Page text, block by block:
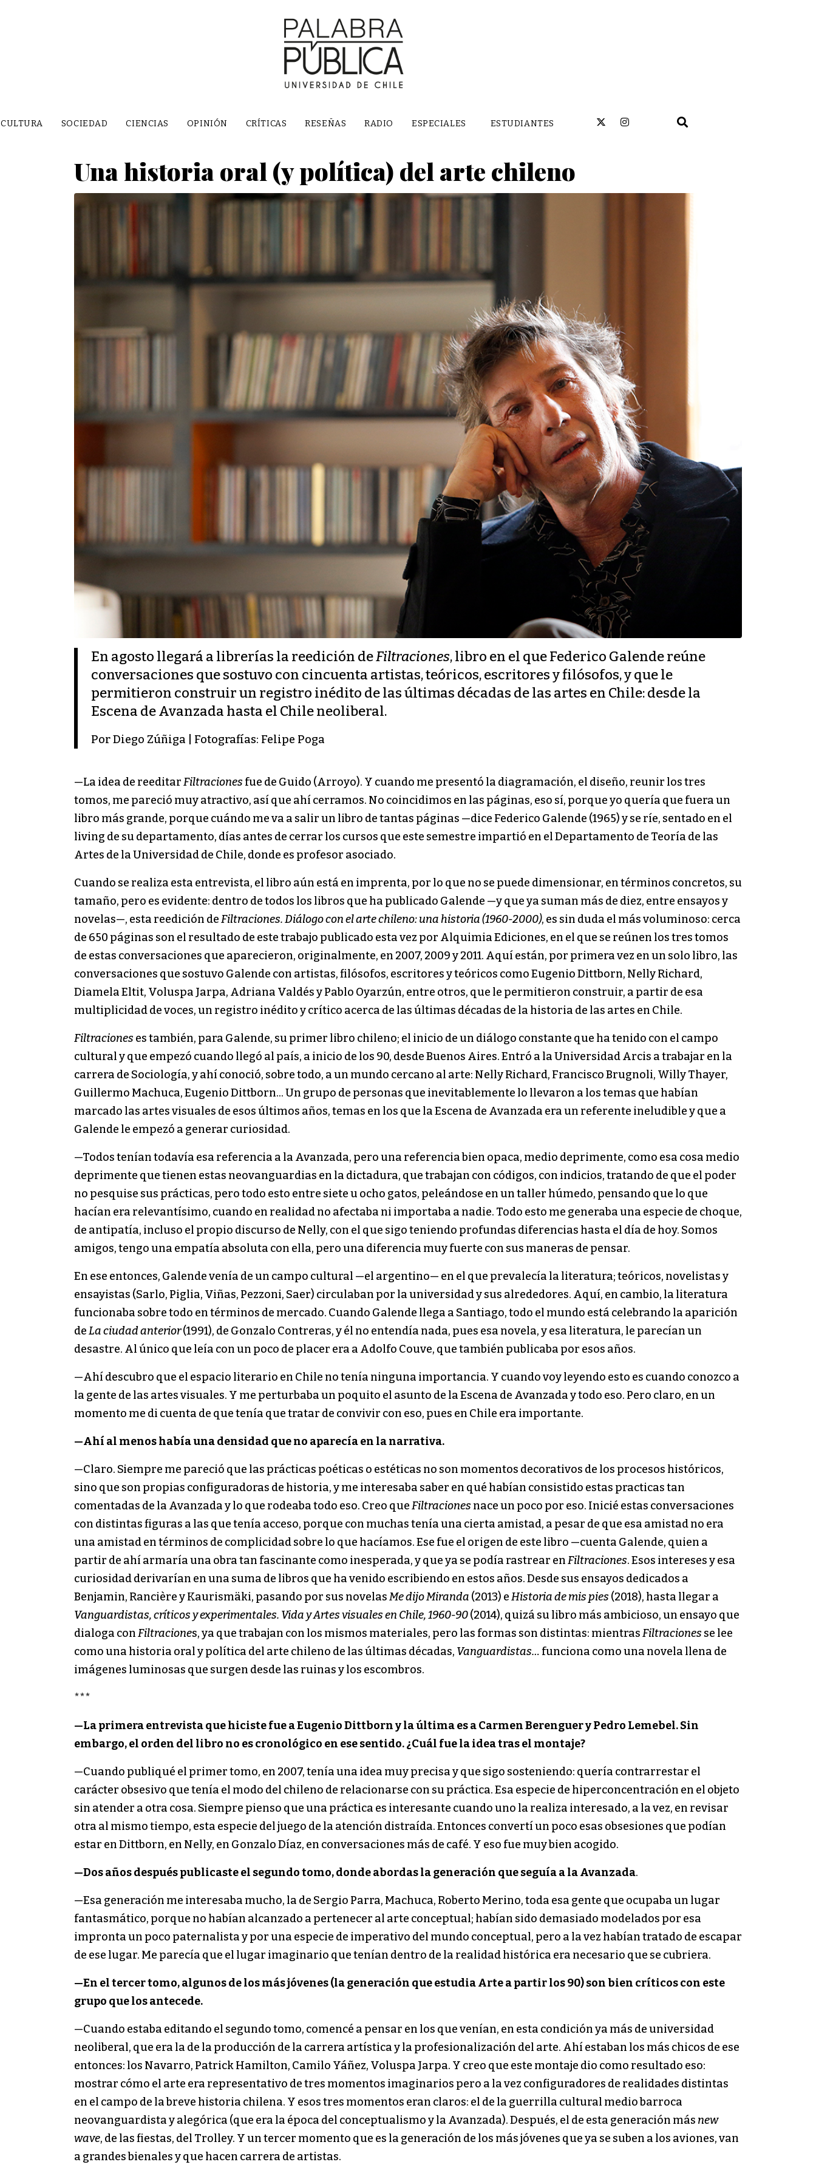
CULTURA SOCIEDAD CIENCIAS OPINIÓN CRÍTICAS RESEÑAS RADIO ESPECIALES ESTUDIANTES
Una historia oral (y política) del arte chileno
En agosto llegará a librerías la reedición deFiltraciones, libro en el que Federico Galende reúne
conversaciones que sostuvo con cincuenta artistas, teóricos, escritores y filósofos, y que le
permitieron construir un registro inédito de las últimas décadas de las artes en Chile: desde la
Escena de Avanzada hasta el Chile neoliberal.
Por Diego Zúñiga | Fotografías: Felipe Poga
—La idea de reeditarFiltraciones fue de Guido (Arroyo). Y cuando me presentó la diagramación, el diseño, reunir los tres
tomos, me pareció muy atractivo, así que ahí cerramos. No coincidimos en las páginas, eso sí, porque yo quería que fuera un
libro más grande, porque cuándo me va a salir un libro de tantas páginas —dice Federico Galende (1965) y se ríe, sentado en el
living de su departamento, días antes de cerrar los cursos que este semestre impartió en el Departamento de Teoría de las
Artes de la Universidad de Chile, donde es profesor asociado.
Cuando se realiza esta entrevista, el libro aún está en imprenta, por lo que no se puede dimensionar, en términos concretos, su
tamaño, pero es evidente: dentro de todos los libros que ha publicado Galende —y que ya suman más de diez, entre ensayos y
novelas—, esta reedición deFiltraciones. Diálogo con el arte chileno: una historia (1960-2000), es sin duda el más voluminoso: cerca
de 650 páginas son el resultado de este trabajo publicado esta vez por Alquimia Ediciones, en el que se reúnen los tres tomos
de estas conversaciones que aparecieron, originalmente, en 2007, 2009 y 2011. Aquí están, por primera vez en un solo libro, las
conversaciones que sostuvo Galende con artistas, filósofos, escritores y teóricos como Eugenio Dittborn, Nelly Richard,
Diamela Eltit, Voluspa Jarpa, Adriana Valdés y Pablo Oyarzún, entre otros, que le permitieron construir, a partir de esa
multiplicidad de voces, un registro inédito y crítico acerca de las últimas décadas de la historia de las artes en Chile.
Filtraciones es también, para Galende, su primer libro chileno; el inicio de un diálogo constante que ha tenido con el campo
cultural y que empezó cuando llegó al país, a inicio de los 90, desde Buenos Aires. Entró a la Universidad Arcis a trabajar en la
carrera de Sociología, y ahí conoció, sobre todo, a un mundo cercano al arte: Nelly Richard, Francisco Brugnoli, Willy Thayer,
Guillermo Machuca, Eugenio Dittborn… Un grupo de personas que inevitablemente lo llevaron a los temas que habían
marcado las artes visuales de esos últimos años, temas en los que la Escena de Avanzada era un referente ineludible y que a
Galende le empezó a generar curiosidad.
—Todos tenían todavía esa referencia a la Avanzada, pero una referencia bien opaca, medio deprimente, como esa cosa medio
deprimente que tienen estas neovanguardias en la dictadura, que trabajan con códigos, con indicios, tratando de que el poder
no pesquise sus prácticas, pero todo esto entre siete u ocho gatos, peleándose en un taller húmedo, pensando que lo que
hacían era relevantísimo, cuando en realidad no afectaba ni importaba a nadie. Todo esto me generaba una especie de choque,
de antipatía, incluso el propio discurso de Nelly, con el que sigo teniendo profundas diferencias hasta el día de hoy. Somos
amigos, tengo una empatía absoluta con ella, pero una diferencia muy fuerte con sus maneras de pensar.
En ese entonces, Galende venía de un campo cultural —el argentino— en el que prevalecía la literatura; teóricos, novelistas y
ensayistas (Sarlo, Piglia, Viñas, Pezzoni, Saer) circulaban por la universidad y sus alrededores. Aquí, en cambio, la literatura
funcionaba sobre todo en términos de mercado. Cuando Galende llega a Santiago, todo el mundo está celebrando la aparición
deLa ciudad anterior(1991), de Gonzalo Contreras, y él no entendía nada, pues esa novela, y esa literatura, le parecían un
desastre. Al único que leía con un poco de placer era a Adolfo Couve, que también publicaba por esos años.
—Ahí descubro que el espacio literario en Chile no tenía ninguna importancia. Y cuando voy leyendo esto es cuando conozco a
la gente de las artes visuales. Y me perturbaba un poquito el asunto de la Escena de Avanzada y todo eso. Pero claro, en un
momento me di cuenta de que tenía que tratar de convivir con eso, pues en Chile era importante.
—Ahí al menos había una densidad que no aparecía en la narrativa.
—Claro. Siempre me pareció que las prácticas poéticas o estéticas no son momentos decorativos de los procesos históricos,
sino que son propias configuradoras de historia, y me interesaba saber en qué habían consistido estas practicas tan
comentadas de la Avanzada y lo que rodeaba todo eso. Creo queFiltraciones nace un poco por eso. Inicié estas conversaciones
con distintas figuras a las que tenía acceso, porque con muchas tenía una cierta amistad, a pesar de que esa amistad no era
una amistad en términos de complicidad sobre lo que hacíamos. Ese fue el origen de este libro —cuenta Galende, quien a
partir de ahí armaría una obra tan fascinante como inesperada, y que ya se podía rastrear enFiltraciones. Esos intereses y esa
curiosidad derivarían en una suma de libros que ha venido escribiendo en estos años. Desde sus ensayos dedicados a
Benjamin, Rancière y Kaurismäki, pasando por sus novelasMe dijo Miranda (2013) eHistoria de mis pies (2018), hasta llegar a
Vanguardistas, críticos y experimentales. Vida y Artes visuales en Chile, 1960-90(2014), quizá su libro más ambicioso, un ensayo que
dialoga conFiltraciones, ya que trabajan con los mismos materiales, pero las formas son distintas: mientrasFiltraciones se lee
como una historia oral y política del arte chileno de las últimas décadas, Vanguardistas… funciona como una novela llena de
imágenes luminosas que surgen desde las ruinas y los escombros.
***
—La primera entrevista que hiciste fue a Eugenio Dittborn y la última es a Carmen Berenguer y Pedro Lemebel. Sin
embargo, el orden del libro no es cronológico en ese sentido. ¿Cuál fue la idea tras el montaje?
—Cuando publiqué el primer tomo, en 2007, tenía una idea muy precisa y que sigo sosteniendo: quería contrarrestar el
carácter obsesivo que tenía el modo del chileno de relacionarse con su práctica. Esa especie de hiperconcentración en el objeto
sin atender a otra cosa. Siempre pienso que una práctica es interesante cuando uno la realiza interesado, a la vez, en revisar
otra al mismo tiempo, esta especie del juego de la atención distraída. Entonces convertí un poco esas obsesiones que podían
estar en Dittborn, en Nelly, en Gonzalo Díaz, en conversaciones más de café. Y eso fue muy bien acogido.
—Dos años después publicaste el segundo tomo, donde abordas la generación que seguía a la Avanzada.
—Esa generación me interesaba mucho, la de Sergio Parra, Machuca, Roberto Merino, toda esa gente que ocupaba un lugar
fantasmático, porque no habían alcanzado a pertenecer al arte conceptual; habían sido demasiado modelados por esa
impronta un poco paternalista y por una especie de imperativo del mundo conceptual, pero a la vez habían tratado de escapar
de ese lugar. Me parecía que el lugar imaginario que tenían dentro de la realidad histórica era necesario que se cubriera.
—En el tercer tomo, algunos de los más jóvenes (la generación que estudia Arte a partir los 90) son bien críticos con este
grupo que los antecede.
—Cuando estaba editando el segundo tomo, comencé a pensar en los que venían, en esta condición ya más de universidad
neoliberal, que era la de la producción de la carrera artística y la profesionalización del arte. Ahí estaban los más chicos de ese
entonces: los Navarro, Patrick Hamilton, Camilo Yáñez, Voluspa Jarpa. Y creo que este montaje dio como resultado eso:
mostrar cómo el arte era representativo de tres momentos imaginarios pero a la vez configuradores de realidades distintas
en el campo de la breve historia chilena. Y esos tres momentos eran claros: el de la guerrilla cultural medio barroca
neovanguardista y alegórica (que era la época del conceptualismo y la Avanzada). Después, el de esta generación más new
wave, de las fiestas, del Trolley. Y un tercer momento que es la generación de los más jóvenes que ya se suben a los aviones, van
a grandes bienales y que hacen carrera de artistas.